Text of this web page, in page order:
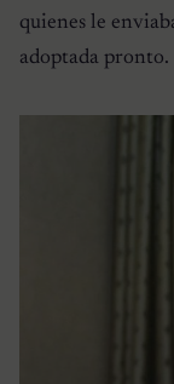
quienes le
adoptada pronto.